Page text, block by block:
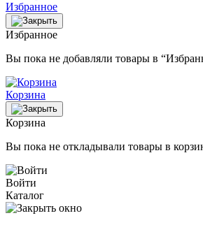
Избранное
Избранное
Вы пока не добавляли товары в
Корзина
Корзина
Вы пока не откладывали товары в
Войти
Каталог